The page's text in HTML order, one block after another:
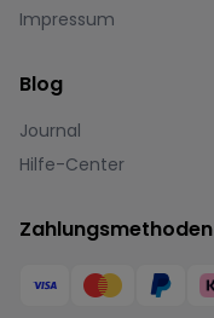
Impressum
Blog
Journal
Hilfe-Center
Zahlungsmethoden